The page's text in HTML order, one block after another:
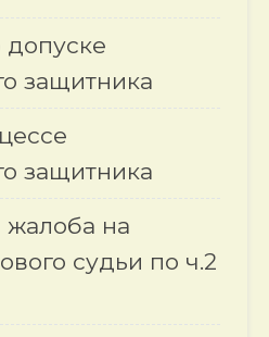
допуске
защитника
защитника
жалоба на
судьи по ч.2